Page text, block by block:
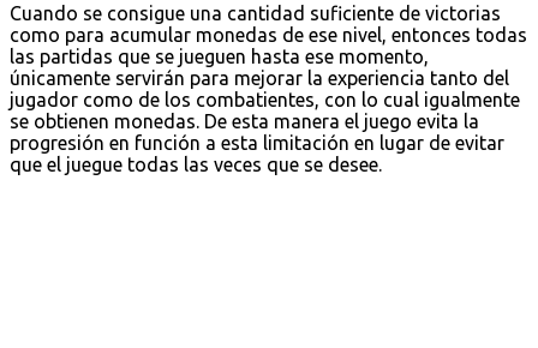
Cuando se consigue una cantidad suficiente de victorias
como para acumular monedas de ese nivel, entonces todas
las partidas que se jueguen hasta ese momento,
únicamente servirán para mejorar la experiencia tanto del
jugador como de los combatientes, con lo cual igualmente
se obtienen monedas. De esta manera el juego evita la
progresión en función a esta limitación en lugar de evitar
que el juegue todas las veces que se desee.